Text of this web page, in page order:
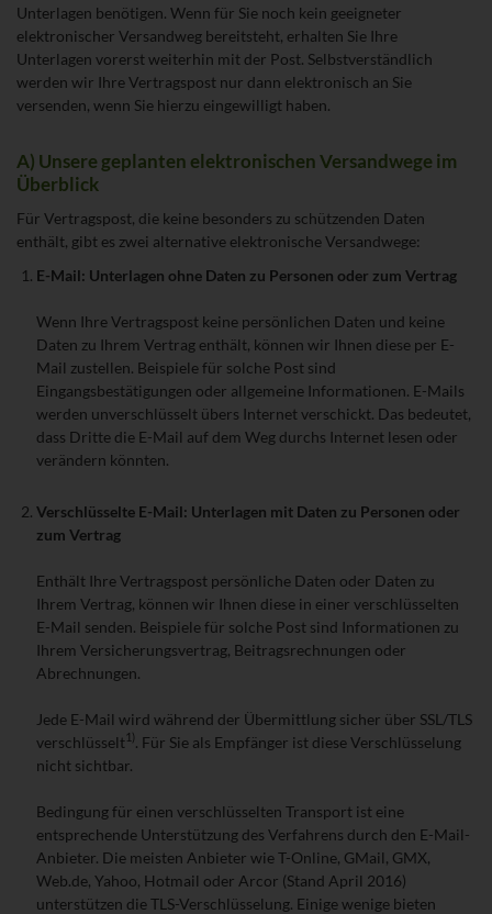
Unterlagen benötigen. Wenn für Sie noch kein geeigneter
elektronischer Versandweg bereitsteht, erhalten Sie Ihre
Unterlagen vorerst weiterhin mit der Post. Selbstverständlich
werden wir Ihre Vertragspost nur dann elektronisch an Sie
versenden, wenn Sie hierzu eingewilligt haben.
A) Unsere geplanten elektronischen Versandwege im
Überblick
Für Vertragspost, die keine besonders zu schützenden Daten
enthält, gibt es zwei alternative elektronische Versandwege:
E-Mail: Unterlagen ohne Daten zu Personen oder zum Vertrag
Wenn Ihre Vertragspost keine persönlichen Daten und keine
Daten zu Ihrem Vertrag enthält, können wir Ihnen diese per E-
Mail zustellen. Beispiele für solche Post sind
Eingangsbestätigungen oder allgemeine Informationen. E-Mails
werden unverschlüsselt übers Internet verschickt. Das bedeutet,
dass Dritte die E-Mail auf dem Weg durchs Internet lesen oder
verändern könnten.
Verschlüsselte E-Mail: Unterlagen mit Daten zu Personen oder
zum Vertrag
Enthält Ihre Vertragspost persönliche Daten oder Daten zu
Ihrem Vertrag, können wir Ihnen diese in einer verschlüsselten
E-Mail senden. Beispiele für solche Post sind Informationen zu
Ihrem Versicherungsvertrag, Beitragsrechnungen oder
Abrechnungen.
Jede E-Mail wird während der Übermittlung sicher über SSL/TLS
verschlüsselt1) . Für Sie als Empfänger ist diese Verschlüsselung
nicht sichtbar.
Bedingung für einen verschlüsselten Transport ist eine
entsprechende Unterstützung des Verfahrens durch den E-Mail-
Anbieter. Die meisten Anbieter wie T-Online, GMail, GMX,
Web.de, Yahoo, Hotmail oder Arcor (Stand April 2016)
unterstützen die TLS-Verschlüsselung. Einige wenige bieten